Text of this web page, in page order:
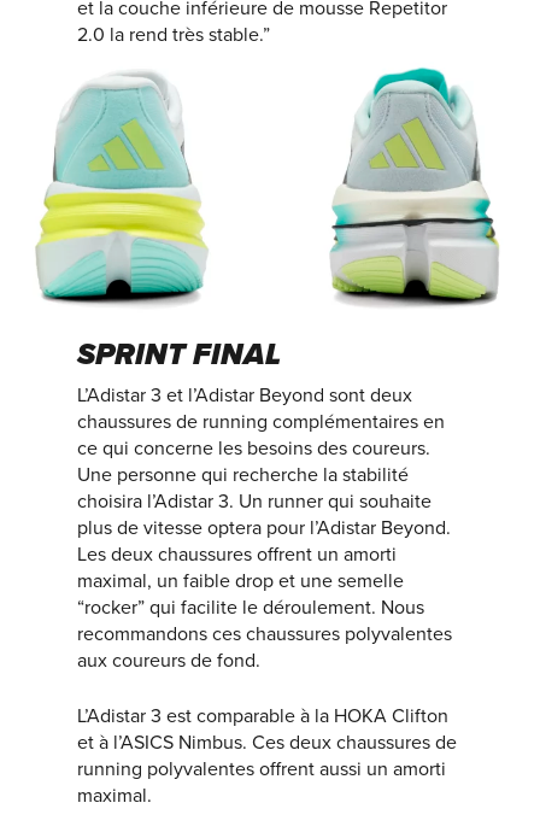
et la couche inférieure de mousse Repetitor
2.0 la rend très stable.”
SPRINT FINAL
L’Adistar 3 et l’Adistar Beyond sont deux
chaussures de running complémentaires en
ce qui concerne les besoins des coureurs.
Une personne qui recherche la stabilité
choisira l’Adistar 3. Un runner qui souhaite
plus de vitesse optera pour l’Adistar Beyond.
Les deux chaussures offrent un amorti
maximal, un faible drop et une semelle
“rocker” qui facilite le déroulement. Nous
recommandons ces chaussures polyvalentes
aux coureurs de fond.
L’Adistar 3 est comparable à la HOKA Clifton
et à l’ASICS Nimbus. Ces deux chaussures de
running polyvalentes offrent aussi un amorti
maximal.